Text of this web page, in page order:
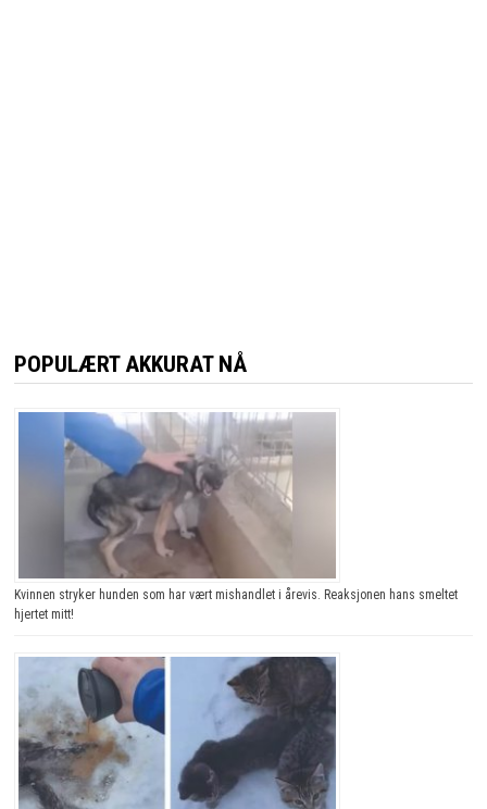
POPULÆRT AKKURAT NÅ
Kvinnen stryker hunden som har vært mishandlet i årevis. Reaksjonen hans smeltet
hjertet mitt!